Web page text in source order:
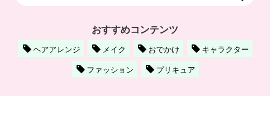
おすすめコンテンツ
ヘアアレンジ メイク おでかけ
キャラクター
ファッション
プリキュア